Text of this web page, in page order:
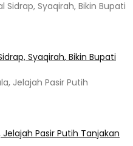
Syaqirah, Bikin Bupati
Pasir Putih Tanjakan